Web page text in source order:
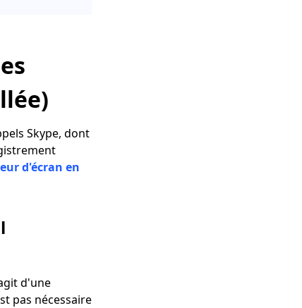
Skype, dont
d'écran en
d'une
pas nécessaire